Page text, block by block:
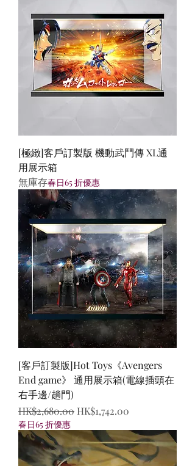
[極緻]客戶訂製版 機動武鬥傳 XL通
用展示箱
無庫存春日65 折優惠
[客戶訂製版]Hot Toys《Avengers
End game》 通用展示箱(電線插頭在
右手邊/趟門)
一般價格
HK$2,680.00 促銷價格
HK$1,742.00
春日65 折優惠